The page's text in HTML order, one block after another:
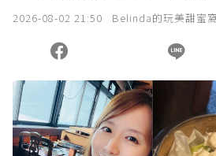
2026-08-02 21:50 Belinda的玩美甜蜜窩